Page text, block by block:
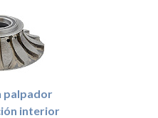
palpador
interior